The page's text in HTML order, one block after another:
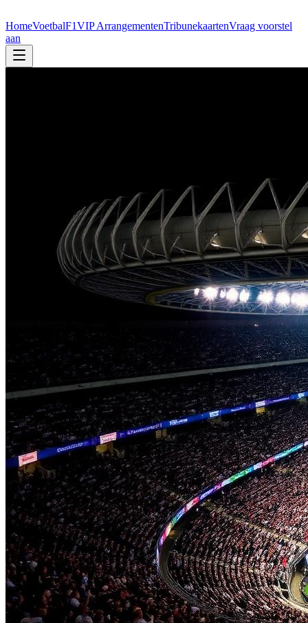
HomeVoetbalF1VIP ArrangementenTribunekaartenVraag voorstel
aan